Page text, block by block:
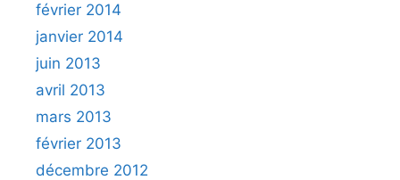
février 2014
janvier 2014
juin 2013
avril 2013
mars 2013
février 2013
décembre 2012